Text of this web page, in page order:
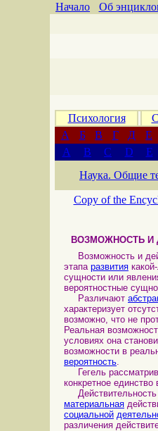
Начало Об
Психология
А
Б В Г Д Е
A
B C D E
Наука. Общие
Copy of the
ВОЗМОЖНОСТЬ И
Возможность и
этапа развития
сущности или
вероятностные
Различают
характеризует
возможно, что не
Реальная
условиях она
возможности в
вероятность.
Гегель
конкретное
Действительность
материальная
социальной
различения